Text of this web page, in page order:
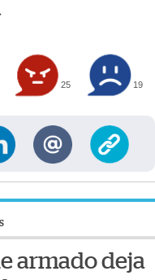
25 19
armado deja